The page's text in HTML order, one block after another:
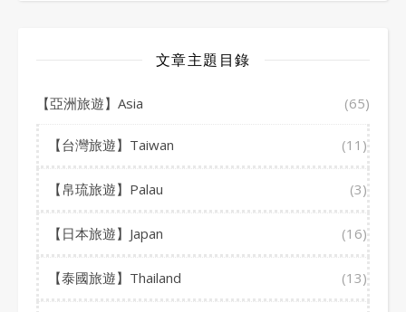
文章主題目錄
【亞洲旅遊】Asia (65)
【台灣旅遊】Taiwan (11)
【帛琉旅遊】Palau (3)
【日本旅遊】Japan (16)
【泰國旅遊】Thailand (13)